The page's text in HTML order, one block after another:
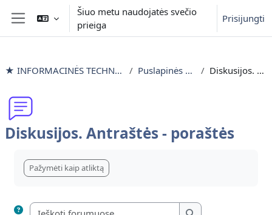
Pereiti į pagrindinį turinį
Šoninis skydelis
Šiuo metu naudojatės svečio
prieiga
Prisijungti
★ INFORMACINĖS TECHNOLOGIJOS išlyginamieji mokymai Puslapinės antraštės ir poraštės Diskusijos. Antraštės - poraštės
Diskusijos. Antraštės - poraštės
Pažymėti kaip atliktą
Ieškoti forumuose